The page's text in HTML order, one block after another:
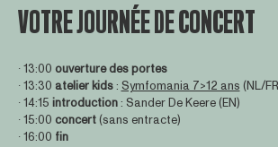
VOTRE JOURNÉE DE CONCERT
∙ 13:00 ouverture des portes
∙ 13:30 atelierkids: Symfomania 7>12 ans (NL/
∙ 14:15 introduction: Sander De Keere (EN)
∙ 15:00 concert(sans entracte)
∙ 16:00 fin